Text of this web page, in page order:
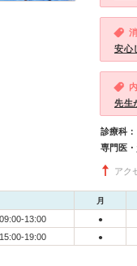
安心
先生
診療科：
専門医・
アク
月
09:00-13:00 ●
15:00-19:00 ●